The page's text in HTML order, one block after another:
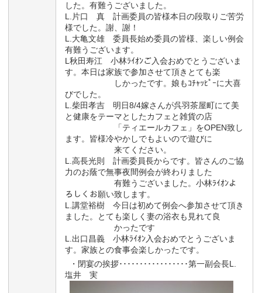
した。有難うございました。
L.片口 真 計画委員の皆様本日の段取りご苦労
様でした。謝、謝！
L.大亀文雄 委員長始め委員の皆様、楽しい例会
有難うございます。
L秋田寿江 小林ﾗｲｵﾝご入会おめでとうございま
す。本日は家族で参加させて頂きとても楽
しかったです。娘もｺﾁｬｯﾋﾟｰに大喜
びでした。
L.柴田孝吉 明日8/4嫁さんが呉羽茶屋町にて美
と健康をテーマとしたカフェと雑貨の店
「ティエールカフェ」をOPEN致し
ます。皆様冷やかしでもよいので遊びに
来てください。
L.高長光則 計画委員長からです。皆さんのご協
力のお蔭で無事夜間例会が終わりました
有難うございました。小林ﾗｲｵﾝよ
ろしくお願い致します。
L.講堂裕樹 今日は初めて例会へ参加させて頂き
ました。とても楽しく妻の浴衣も見れて良
かったです
L.出口昌義 小林ﾗｲｵﾝ入会おめでとうございま
す。家族との食事会楽しかったです。
・閉宴の挨拶･････････････････第一副会長L.
塩井 実